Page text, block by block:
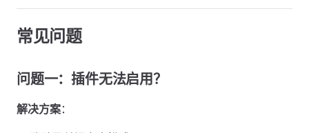
常见问题
问题一：插件无法启用？
解决方案：